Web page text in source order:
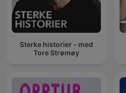
Sterke historier - med
Tore Strømøy